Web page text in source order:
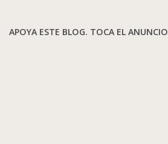
APOYA ESTE BLOG. TOCA EL ANUNCIO